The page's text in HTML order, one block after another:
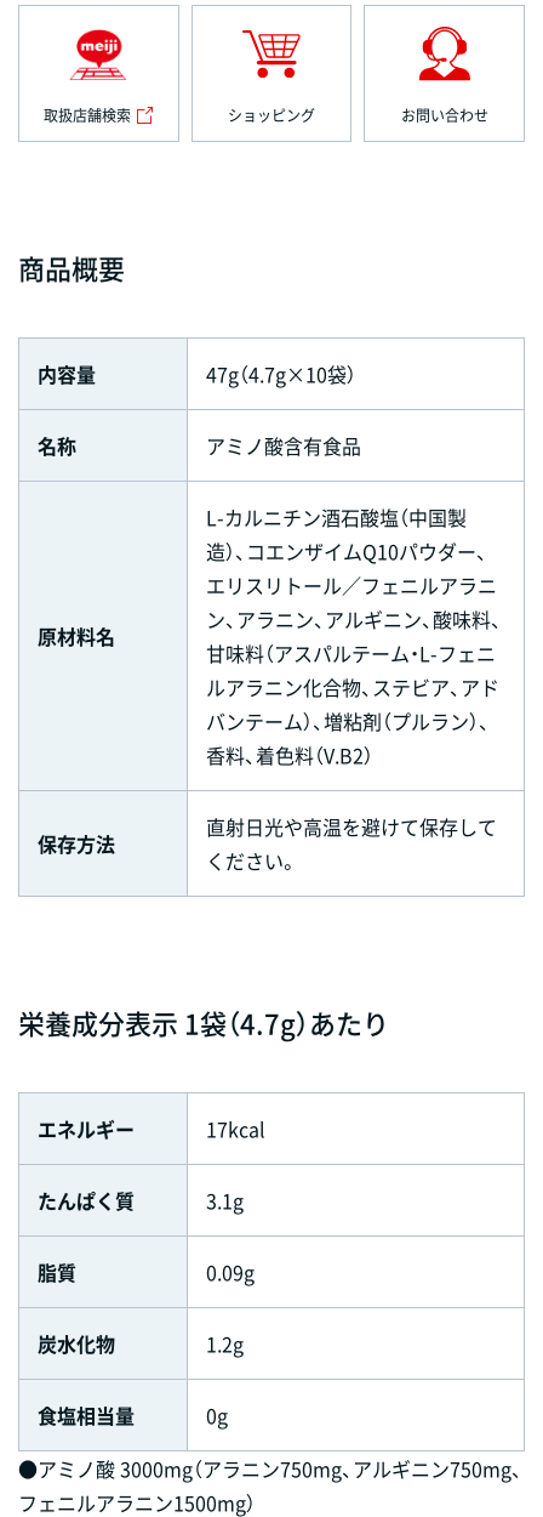
取扱店舗検索 ショッピング お問い合わせ
商品概要
内容量 47g（4.7g×10袋）
名称 アミノ酸含有食品
原材料名
L-カルニチン酒石酸塩（中国製
造）、コエンザイムQ10パウダー、
エリスリトール／フェニルアラニ
ン、アラニン、アルギニン、酸味料、
甘味料（アスパルテーム・L-フェニ
ルアラニン化合物、ステビア、アド
バンテーム）、増粘剤（プルラン）、
香料、着色料（V.B2）
保存方法
直射日光や高温を避けて保存して
ください。
栄養成分表示 1袋（4.7g）あたり
エネルギー 17kcal
たんぱく質 3.1g
脂質 0.09g
炭水化物 1.2g
食塩相当量
0g
●アミノ酸 3000mg（アラニン750mg、アルギニン750mg、
フェニルアラニン1500mg）